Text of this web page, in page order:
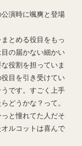
演時に颯爽と登場
とめる役目をもっ
の届かない細かい
役割を担っていま
目を引き受けてい
です。すごく上手
どうかな？って。
と憧れてた人だそ
ルコットは喜んで